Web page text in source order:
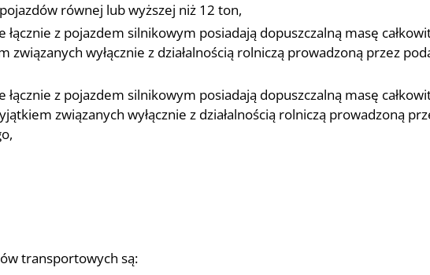
równej lub wyższej niż 12 ton,
z pojazdem silnikowym posiadają dopuszczalną masę
związanych wyłącznie z działalnością rolniczą prowadzoną przez
łącznie z pojazdem silnikowym posiadają dopuszczalną masę
związanych wyłącznie z działalnością rolniczą prowadzoną
transportowych są: